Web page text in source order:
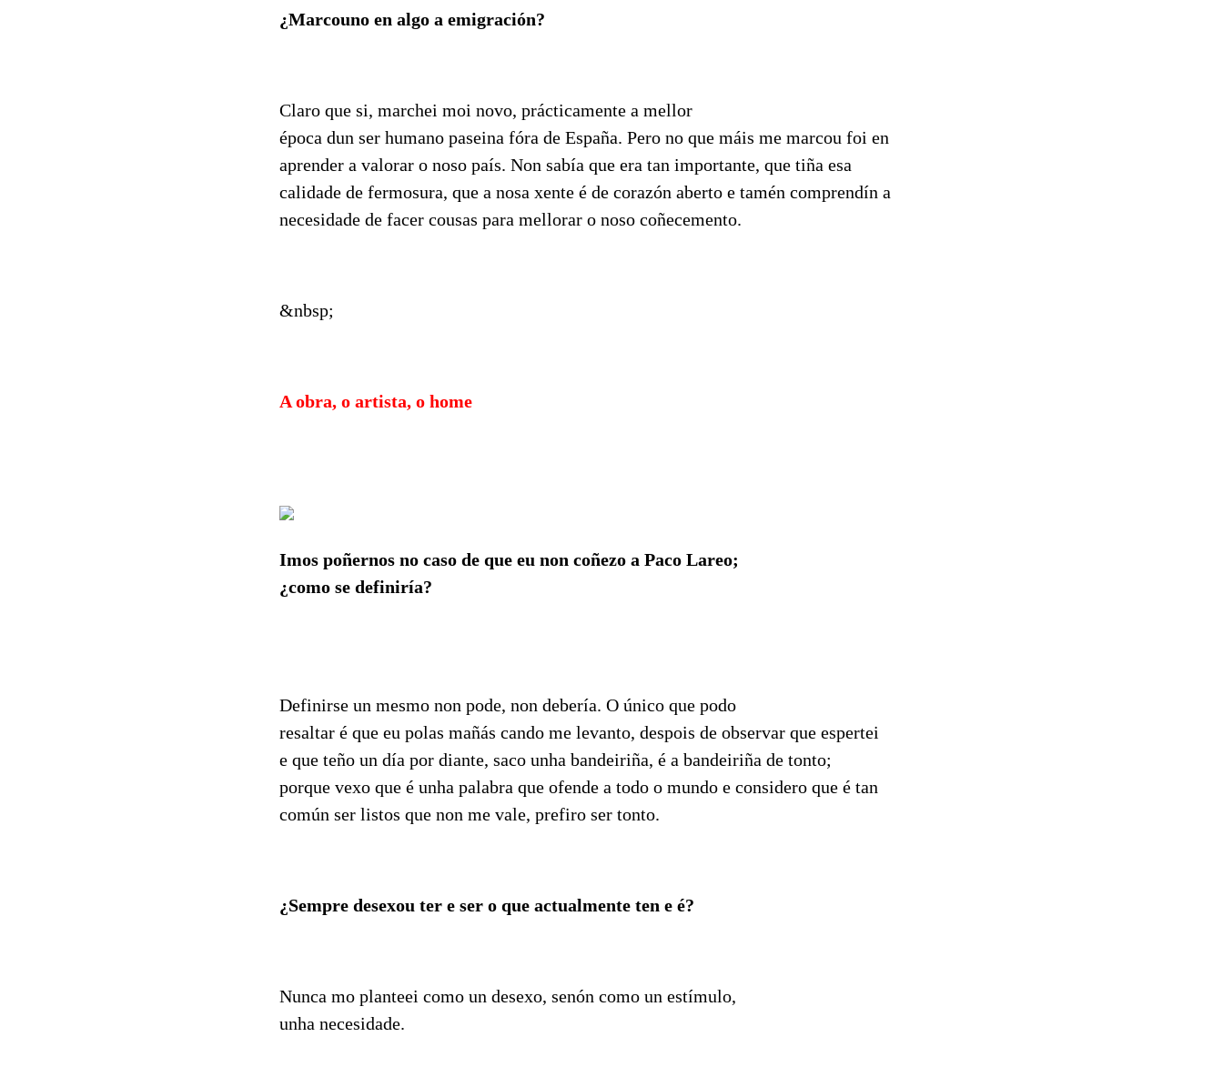
¿Marcouno en algo a emigración?
Claro que si, marchei moi novo, prácticamente a mellor
época dun ser humano paseina fóra de España. Pero no que máis me marcou foi en
aprender a valorar o noso país. Non sabía que era tan importante, que tiña esa
calidade de fermosura, que a nosa xente é de corazón aberto e tamén comprendín a
necesidade de facer cousas para mellorar o noso coñecemento.
&nbsp;
A obra, o artista, o home
Imos poñernos no caso de que eu non coñezo a Paco Lareo;
¿como se definiría?
Definirse un mesmo non pode, non debería. O único que podo
resaltar é que eu polas mañás cando me levanto, despois de observar que espertei
e que teño un día por diante, saco unha bandeiriña, é a bandeiriña de tonto;
porque vexo que é unha palabra que ofende a todo o mundo e considero que é tan
común ser listos que non me vale, prefiro ser tonto.
¿Sempre desexou ter e ser o que actualmente ten e é?
Nunca mo planteei como un desexo, senón como un estímulo,
unha necesidade.